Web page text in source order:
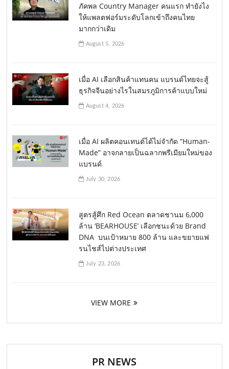
ภัคพล Country Manager คนแรก ทำยังไง
ให้แพลตฟอร์มระดับโลกเข้าถึงคนไทย
มากกว่าเดิม
August 5, 2026
เมื่อ AI เลือกสินค้าแทนคน แบรนด์ไทยจะสู้
ธุรกิจจีนอย่างไรในสมรภูมิการค้าแบบใหม่
August 4, 2026
เมื่อ AI ผลิตคอนเทนต์ได้ไม่จำกัด “Human-
Made” อาจกลายเป็นฉลากพรีเมียมใหม่ของ
แบรนด์
July 30, 2026
สูตรสู้ศึก Red Ocean ตลาดชานม 6,000
ล้าน ‘BEARHOUSE’ เลือกชนะด้วย Brand
DNA บนเป้าหมาย 800 ล้าน และขยายแฟ
รนไชส์ไปต่างประเทศ
July 23, 2026
VIEW MORE
PR NEWS